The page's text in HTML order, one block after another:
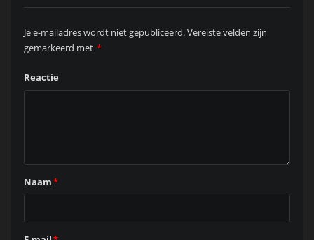
Je e-mailadres wordt niet gepubliceerd.Vereiste velden zijn
gemarkeerd met *
Reactie
Naam*